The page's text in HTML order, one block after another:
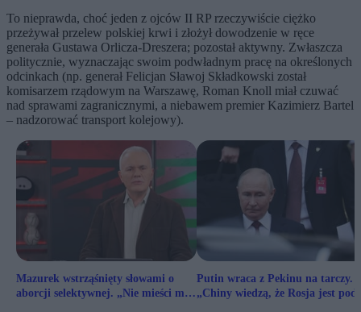
To nieprawda, choć jeden z ojców II RP rzeczywiście ciężko
przeżywał przelew polskiej krwi i złożył dowodzenie w ręce
generała Gustawa Orlicza-Dreszera; pozostał aktywny. Zwłaszcza
politycznie, wyznaczając swoim podwładnym pracę na określonych
odcinkach (np. generał Felicjan Sławoj Składkowski został
komisarzem rządowym na Warszawę, Roman Knoll miał czuwać
nad sprawami zagranicznymi, a niebawem premier Kazimierz Bartel
– nadzorować transport kolejowy).
Mazurek wstrząśnięty słowami o
aborcji selektywnej. „Nie mieści mi
Putin wraca z Pekinu na tarczy.
„Chiny wiedzą, że Rosja jest pod